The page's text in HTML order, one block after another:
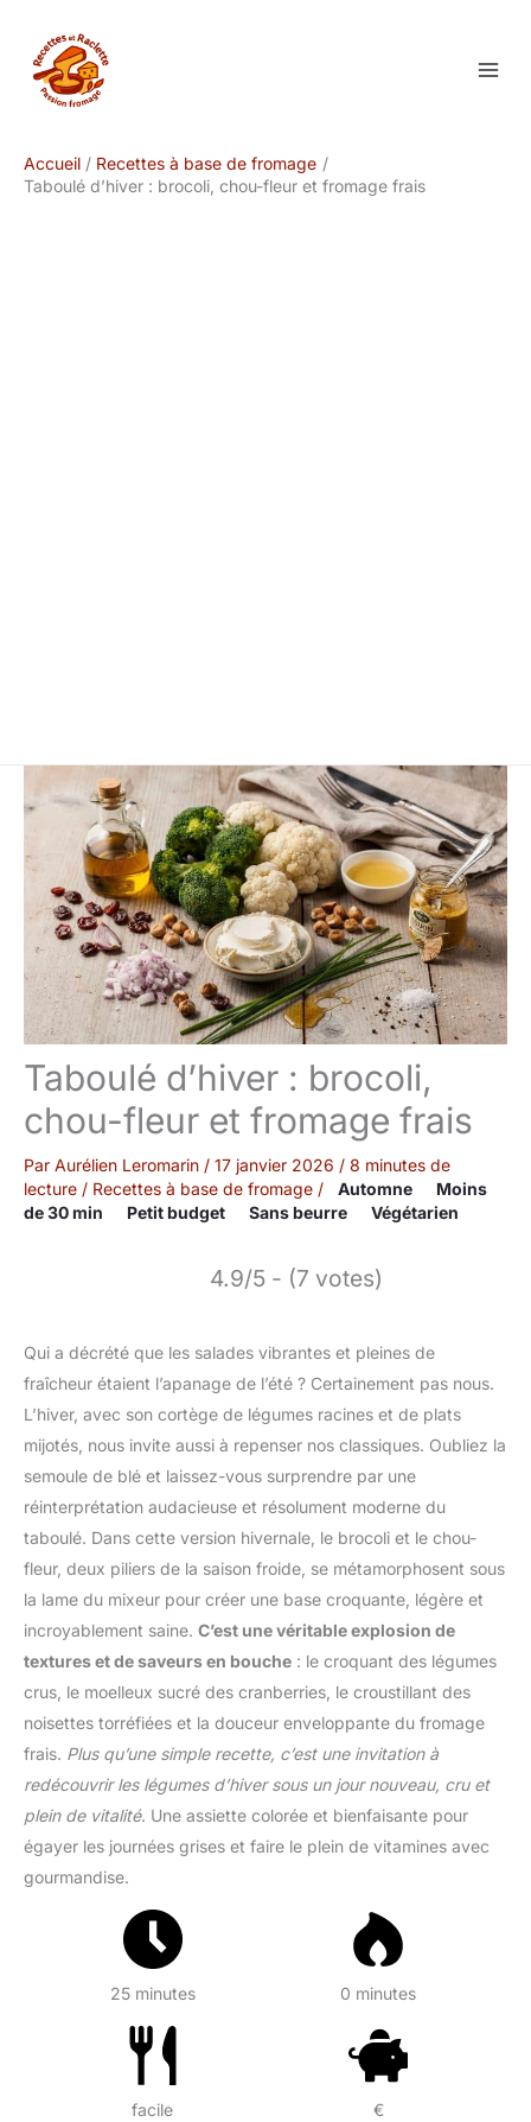
contenu
Accueil
Recettes à base de fromage
Taboulé d’hiver : brocoli, chou-fleur et fromage frais
Taboulé d’hiver : brocoli,
chou-fleur et fromage frais
Par Aurélien Leromarin / 17 janvier 2026 / 8 minutes de
lecture / Recettes à base de fromage / Automne
Moins
de 30 min
Petit budget Sans beurre Végétarien
4.9/5 - (7 votes)
Qui a décrété que les salades vibrantes et pleines de
fraîcheur étaient l’apanage de l’été ? Certainement pas nous.
L’hiver, avec son cortège de légumes racines et de plats
mijotés, nous invite aussi à repenser nos classiques. Oubliez la
semoule de blé et laissez-vous surprendre par une
réinterprétation audacieuse et résolument moderne du
taboulé. Dans cette version hivernale, le brocoli et le chou-
fleur, deux piliers de la saison froide, se métamorphosent sous
la lame du mixeur pour créer une base croquante, légère et
incroyablement saine. C’est une véritable explosion de
textures et de saveurs en bouche : le croquant des légumes
crus, le moelleux sucré des cranberries, le croustillant des
noisettes torréfiées et la douceur enveloppante du fromage
frais. Plus qu’une simple recette, c’est une invitation à
redécouvrir les légumes d’hiver sous un jour nouveau, cru et
plein de vitalité. Une assiette colorée et bienfaisante pour
égayer les journées grises et faire le plein de vitamines avec
gourmandise.
25 minutes 0 minutes
facile €